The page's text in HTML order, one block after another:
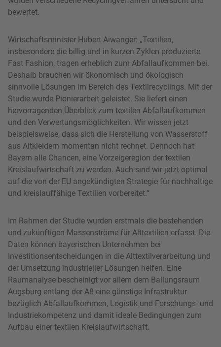
insbesondere die billig und in kurzen Zyklen produzierte
Fast Fashion, tragen erheblich zum Abfallaufkommen bei.
Deshalb brauchen wir ökonomisch und ökologisch
sinnvolle Lösungen im Bereich des Textilrecyclings. Mit der
Studie wurde Pionierarbeit geleistet. Sie liefert einen
hervorragenden Überblick zum textilen Abfallaufkommen
und den Verwertungsmöglichkeiten. Wir wissen jetzt
beispielsweise, dass sich die Herstellung von Wasserstoff
aus Altkleidern momentan nicht rechnet. Dennoch hat
Kreislaufwirtschaft zu werden. Auch sind wir jetzt optimal
auf die von der EU angekündigten Strategie für nachhaltige
und kreislauffähige Textilien vorbereitet.“
Daten können bayerischen Unternehmen bei
Investitionsentscheidungen in die Alttextilverarbeitung und
der Umsetzung industrieller Lösungen helfen. Eine
Raumanalyse bescheinigt vor allem dem Ballungsraum
Augsburg entlang der A8 eine günstige Infrastruktur
bezüglich Abfallaufkommen, Logistik und Forschungs- und
Industriekompetenz und damit ideale Bedingungen zum
Aufbau einer textilen Kreislaufwirtschaft.